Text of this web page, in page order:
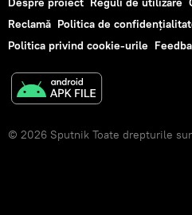
Reclamă Politica de
Politica privind cookie-urile
© 2026 Sputnik Toate drepturile